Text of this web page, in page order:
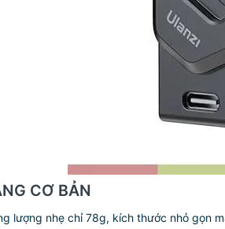
CƠ BẢN
lượng nhẹ chỉ 78g, kích thước nhỏ gọn